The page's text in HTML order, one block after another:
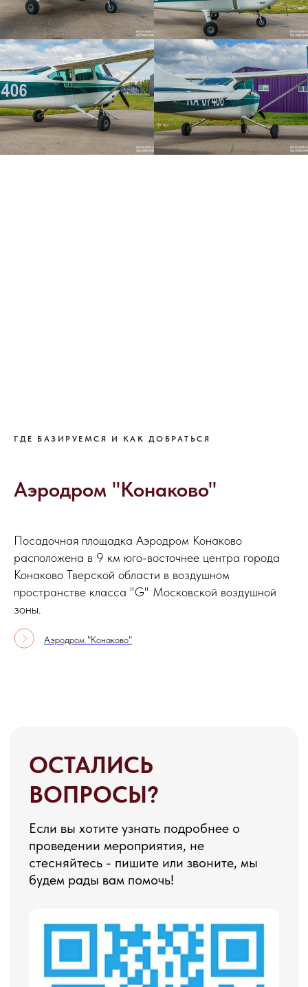
ГДЕ БАЗИРУЕМСЯ И КАК ДОБРАТЬСЯ
Аэродром "Конаково"
Посадочная площадка Аэродром Конаково
расположена в 9 км юго-восточнее центра города
Конаково Тверской области в воздушном
пространстве класса "G" Московской воздушной
зоны.
Аэродром "Конаково"
НАПИШИТЕ НАМ ВКОНТАКТЕ